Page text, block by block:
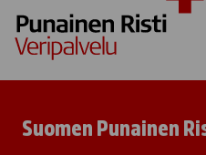
Suomen Punainen